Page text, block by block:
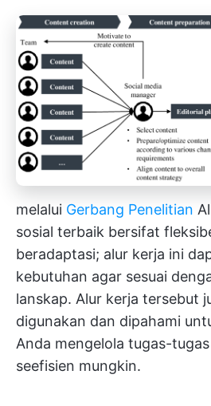
melalui Gerbang Penelitian
sosial terbaik bersifat
beradaptasi; alur kerja ini
kebutuhan agar sesuai
lanskap. Alur kerja tersebut
digunakan dan dipahami
Anda mengelola tugas-
seefisien mungkin.